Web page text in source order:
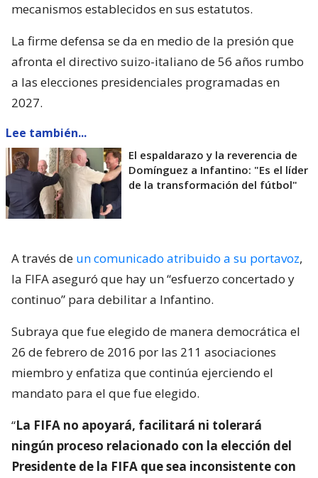
mecanismos establecidos en sus estatutos.
La firme defensa se da en medio de la presión que
afronta el directivo suizo-italiano de 56 años rumbo
a las elecciones presidenciales programadas en
2027.
Lee también...
El espaldarazo y la reverencia de
Domínguez a Infantino: "Es el líder
de la transformación del fútbol"
A través de un comunicado atribuido a su portavoz,
la FIFA aseguró que hay un “esfuerzo concertado y
continuo” para debilitar a Infantino.
Subraya que fue elegido de manera democrática el
26 de febrero de 2016 por las 211 asociaciones
miembro y enfatiza que continúa ejerciendo el
mandato para el que fue elegido.
“La FIFA no apoyará, facilitará ni tolerará
ningún proceso relacionado con la elección del
Presidente de la FIFA que sea inconsistente con